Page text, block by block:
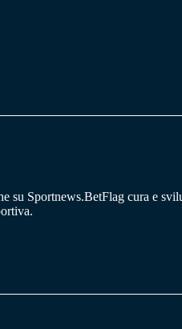
su Sportnews.BetFlag cura e